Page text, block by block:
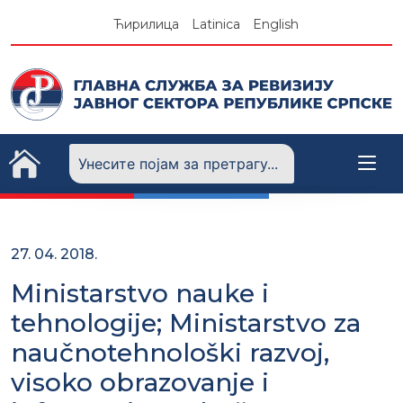
Ћирилица Latinica English
27. 04. 2018.
Ministarstvo nauke i
tehnologije; Ministarstvo za
naučnotehnološki razvoj,
visoko obrazovanje i